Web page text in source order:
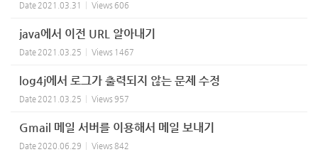
Date 2021.03.31 Views 606
java에서 이전 URL 알아내기
Date 2021.03.25 Views 1467
log4j에서 로그가 출력되지 않는 문제 수정
Date 2021.03.25 Views 957
Gmail 메일 서버를 이용해서 메일 보내기
Date 2020.06.29 Views 842